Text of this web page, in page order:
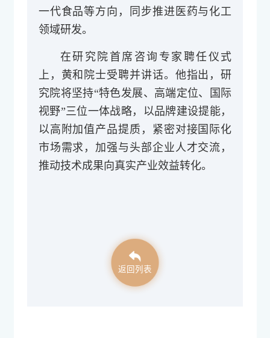
一代食品等方向，同步推进医药与化工
领域研发。
在研究院首席咨询专家聘任仪式
上，黄和院士受聘并讲话。他指出，研
究院将坚持“特色发展、高端定位、国际
视野”三位一体战略，
以品牌建设提能，
以高附加值产品提质 ，紧密对接国际化
市场需求，加强与头部企业人才交流，
推动技术成果向真实产业效益转化。
返回列表